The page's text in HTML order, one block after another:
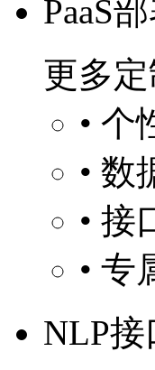
PaaS
更多
• 个
• 数
• 接
• 专
NLP